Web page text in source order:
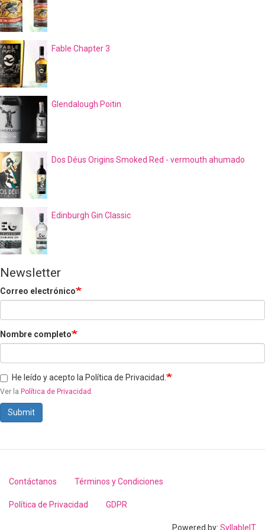
Fable Chapter 3
Glendalough Poitin
Dos Déus Origins Smoked Red - vermouth ahumado
Edinburgh Gin Classic
Newsletter
Correo electrónico
Nombre completo
He leído y acepto la Política de Privacidad.
Ver la Política de Privacidad .
Submit
Footer
menu
Contáctanos Términos y Condiciones
Política de Privacidad GDPR
Powered by: SyllableIT